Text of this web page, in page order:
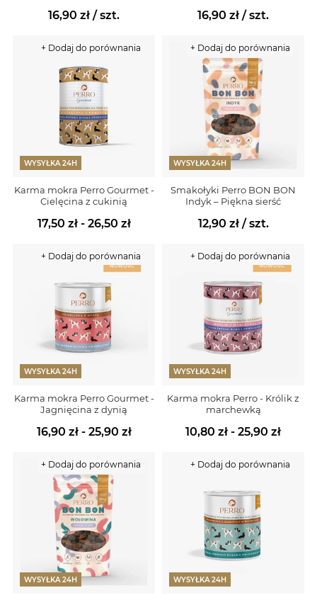
16,90 zł / szt. 16,90 zł / szt.
WYSYŁKA 24H
Karma mokra Perro Gourmet -
Cielęcina z cukinią
17,50 zł - 26,50 zł
+ Dodaj do porównania
WYSYŁKA 24H
Smakołyki Perro BON BON
Indyk – Piękna sierść
12,90 zł/ szt.
+ Dodaj do porównania
WYSYŁKA 24H
Karma mokra Perro Gourmet -
Jagnięcina z dynią
16,90 zł - 25,90 zł
+ Dodaj do porównania
WYSYŁKA 24H
Karma mokra Perro - Królik z
marchewką
10,80 zł - 25,90 zł
+ Dodaj do porównania
WYSYŁKA 24H
+ Dodaj do porównania
WYSYŁKA 24H
+ Dodaj do porównania